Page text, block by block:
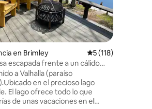
de 5; 106 evaluaciones
en Brimley Calificación
5 (118)
escapada frente a un cálido
a Valhalla (paraíso
en el precioso lago
que
de unas vacaciones en el